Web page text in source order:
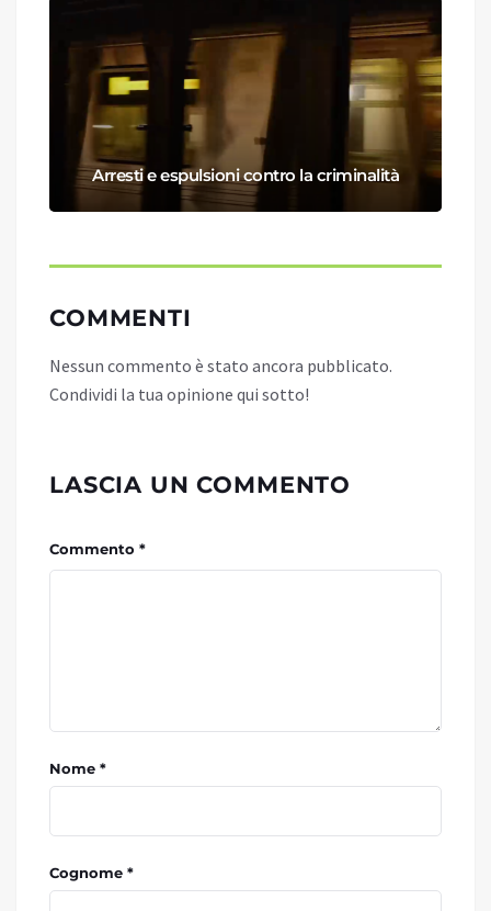
Arresti e espulsioni contro la criminalità
COMMENTI
Nessun commento è stato ancora pubblicato.
Condividi la tua opinione qui sotto!
LASCIA UN COMMENTO
Commento *
Nome *
Cognome *